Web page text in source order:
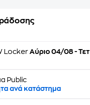
Locker Αύριο 04/08 - Τετ
Public
ανά κατάστημα